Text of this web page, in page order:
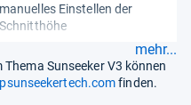
manuelles Einstellen der
Schnitthöhe
mehr...
Sunseeker V3 können
finden.